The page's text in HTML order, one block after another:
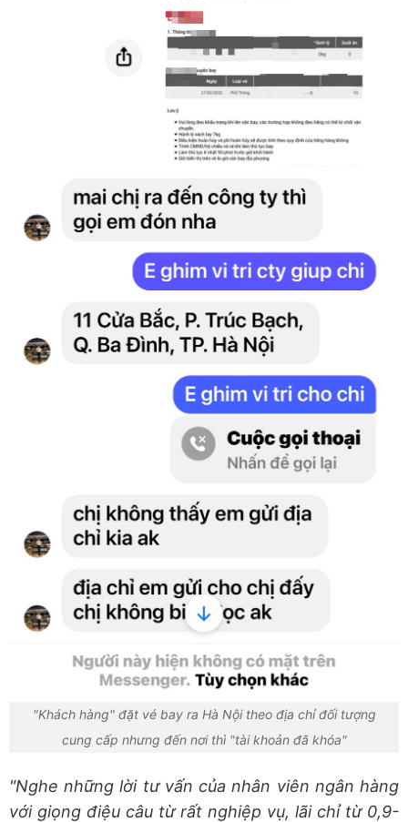
"Khách hàng" đặt vé bay ra Hà Nội theo địa chỉ đối tượng
cung cấp nhưng đến nơi thì "tài khoản đã khóa"
"Nghe những lời tư vấn của nhân viên ngân hàng
với giọng điệu câu từ rất nghiệp vụ, lãi chỉ từ 0,9-